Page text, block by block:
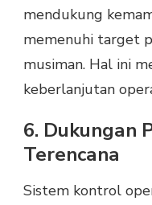
mendukung
memenuhi target
musiman. Hal ini
keberlanjutan
6. Dukungan
Terencana
Sistem kontrol